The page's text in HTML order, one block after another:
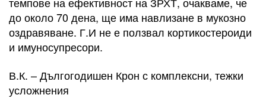
до около 70 дена, ще има навлизане в мукозно
оздравяване. Г.И не е ползвал кортикостероиди
и имуносупресори.
В.К. – Дългогодишен Крон с комплексни, тежки
усложнения